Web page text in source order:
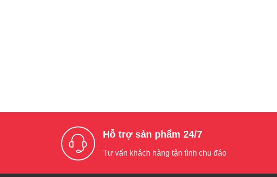
Hỗ trợ sản phẩm 24/7
Tư vấn khách hàng tận tình chu đáo